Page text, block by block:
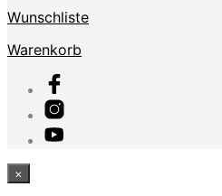
Wunschliste
Warenkorb
×